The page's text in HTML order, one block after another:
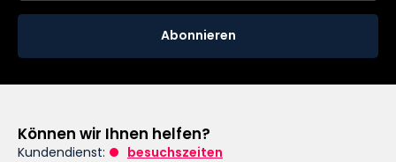
Abonnieren
Können wir Ihnen helfen?
Kundendienst:
besuchszeiten